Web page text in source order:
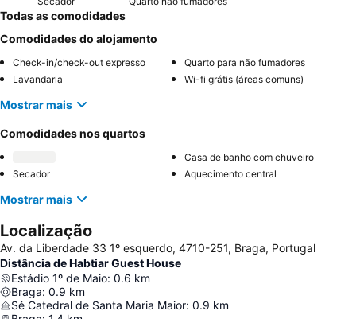
Todas as comodidades
Comodidades do alojamento
Check-in/check-out expresso
Quarto para não fumadores
Lavandaria
Wi-fi grátis (áreas comuns)
Mostrar mais
Comodidades nos quartos
Casa de banho com chuveiro
Secador
Aquecimento central
Mostrar mais
Localização
Av. da Liberdade 33 1º esquerdo, 4710-251, Braga, Portugal
Distância de Habtiar Guest House
Estádio 1º de Maio: 0.6 km
Braga: 0.9 km
Sé Catedral de Santa Maria Maior: 0.9 km